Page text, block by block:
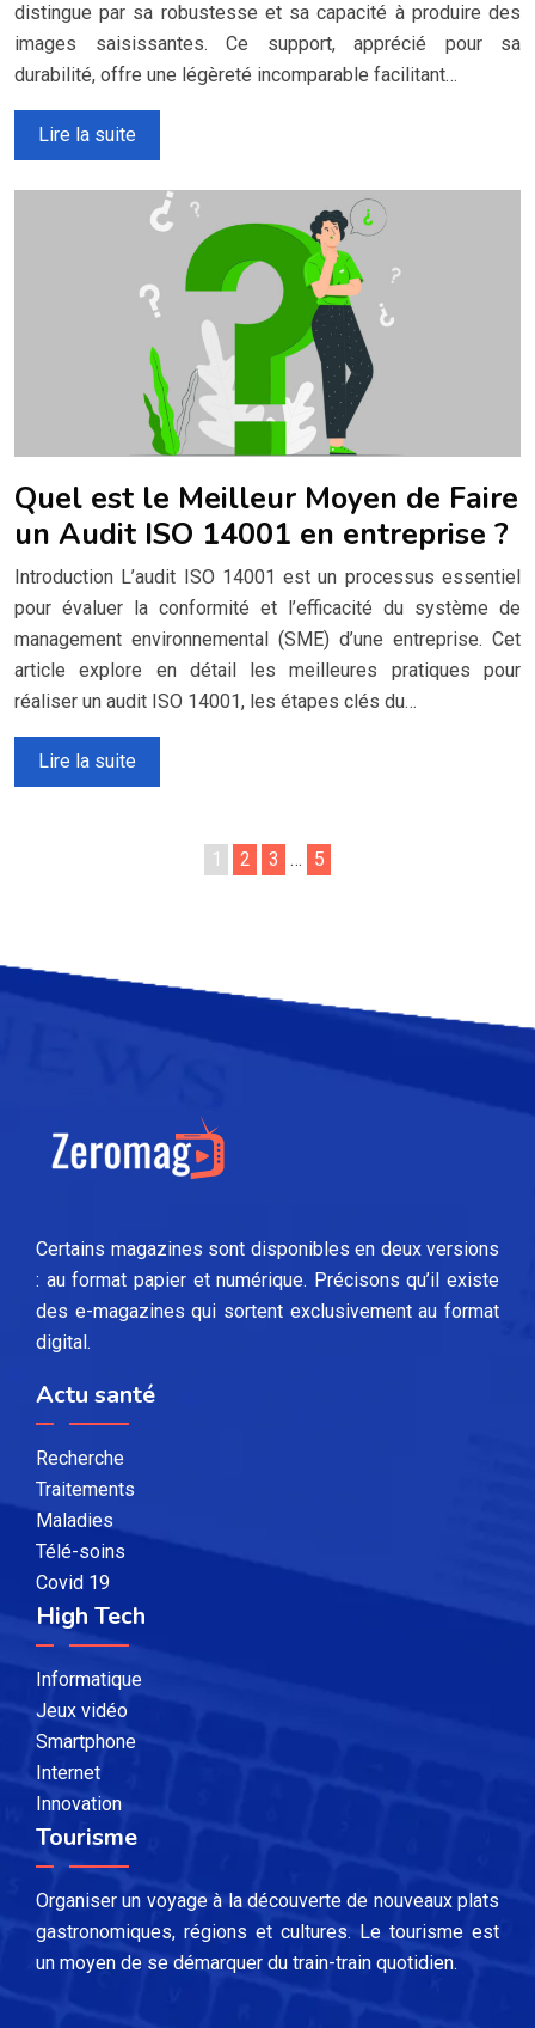
distingue par sa robustesse et sa capacité à produire des
images saisissantes. Ce support, apprécié pour sa
durabilité, offre une légèreté incomparable facilitant…
Lire la suite
Quel est le Meilleur Moyen de Faire
un Audit ISO 14001 en entreprise ?
Introduction L’audit ISO 14001 est un processus essentiel
pour évaluer la conformité et l’efficacité du système de
management environnemental (SME) d’une entreprise. Cet
article explore en détail les meilleures pratiques pour
réaliser un audit ISO 14001, les étapes clés du…
Lire la suite
1 2 3 … 5
Certains magazines sont disponibles en deux versions
: au format papier et numérique. Précisons qu’il existe
des e-magazines qui sortent exclusivement au format
digital.
Actu santé
Recherche
Traitements
Maladies
Télé-soins
Covid 19
High Tech
Informatique
Jeux vidéo
Smartphone
Internet
Innovation
Tourisme
Organiser un voyage à la découverte de nouveaux plats
gastronomiques, régions et cultures. Le tourisme est
un moyen de se démarquer du train-train quotidien.